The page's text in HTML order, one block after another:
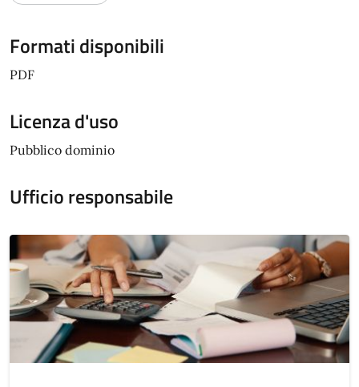
Formati disponibili
PDF
Licenza d'uso
Pubblico dominio
Ufficio responsabile